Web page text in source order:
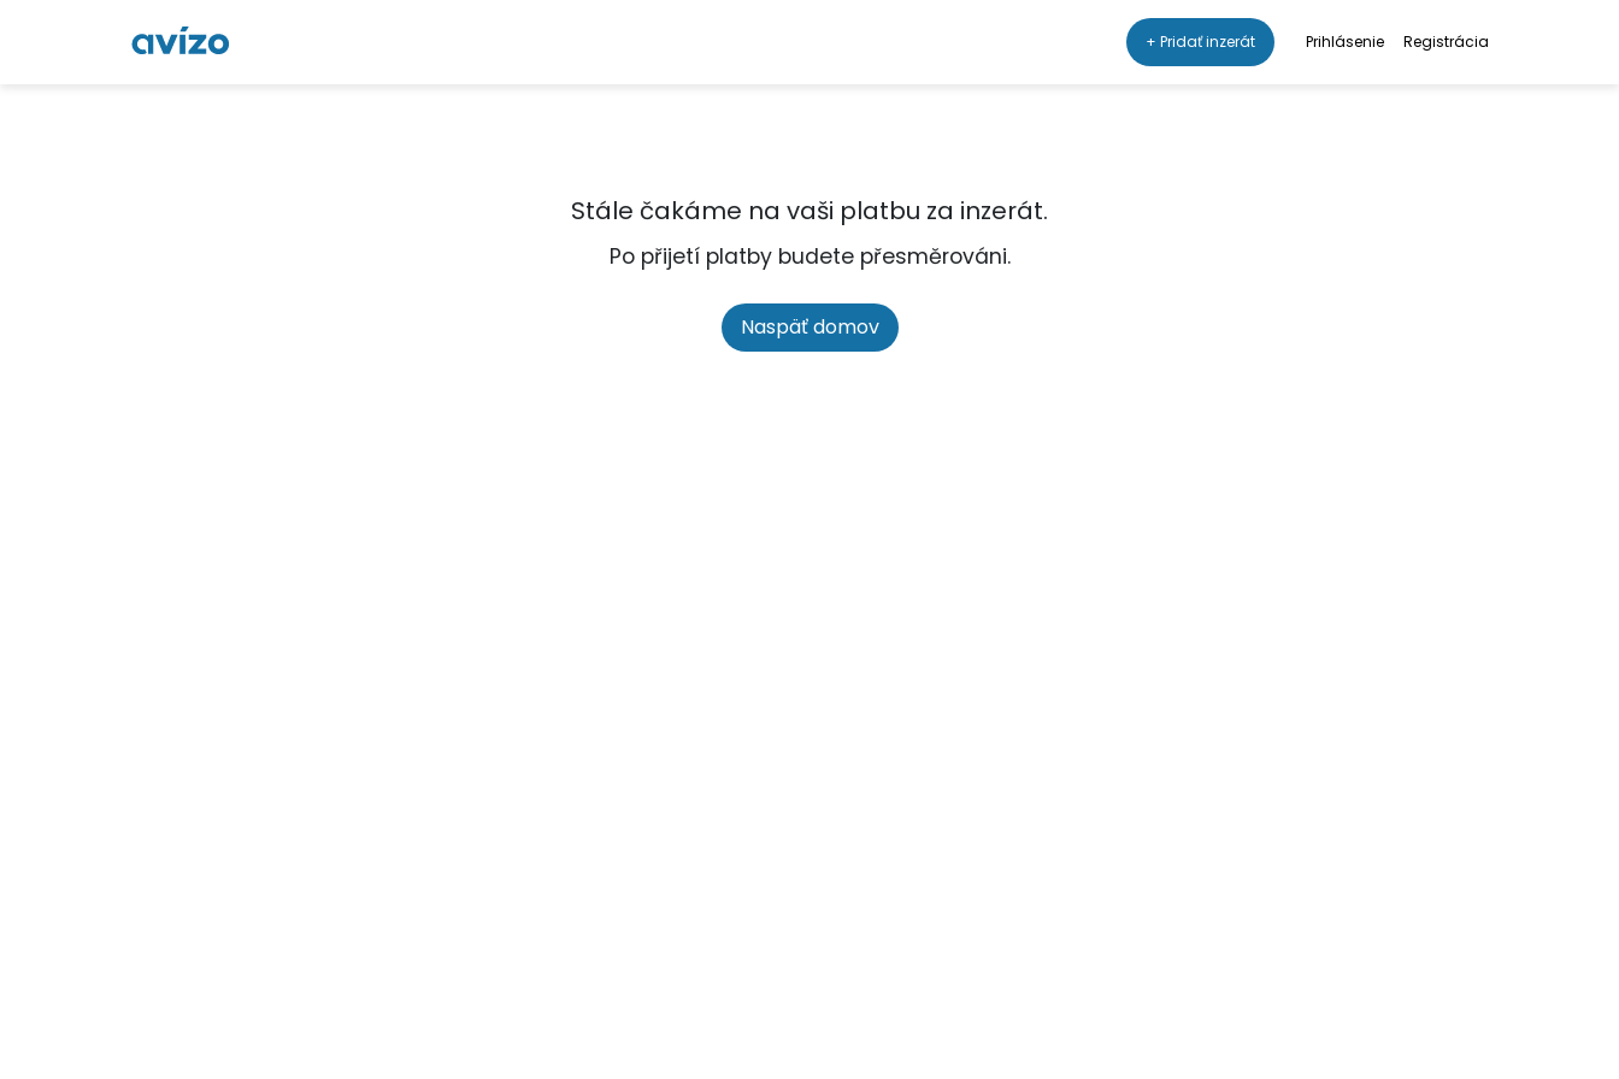
+ Pridať inzerát Prihlásenie Registrácia
Stále čakáme na vaši platbu za inzerát.
Po přijetí platby budete přesměrováni.
Naspäť domov